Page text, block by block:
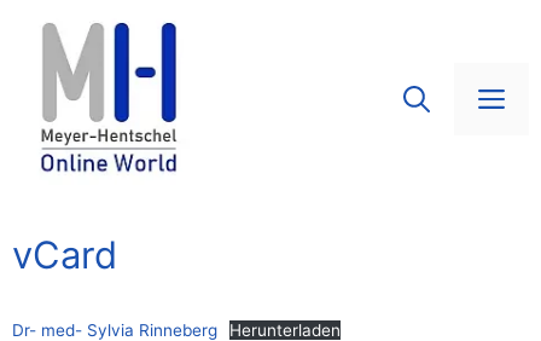
springen
vCard
Dr- med- Sylvia Rinneberg Herunterladen